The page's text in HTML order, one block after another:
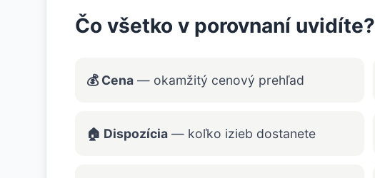
Čo všetko v porovnaní uvidíte?
💰 Cena — okamžitý cenový prehľad
🏠 Dispozícia — koľko izieb dostanete